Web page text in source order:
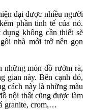
đại được nhiều người
phần tinh tế của nó.
không cần thiết sẽ
nhà mới trở nên gọn
những món đồ rườm rà,
gian này. Bên cạnh đó,
cách này là những màu
nội thất cũng được làm
granite, crom,…